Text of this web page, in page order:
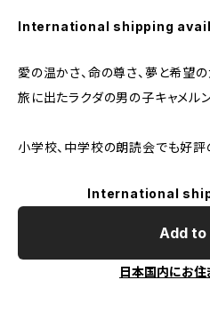
International shipping
愛の温かさ、命の尊さ、夢と希望
旅に出たラクダの男の子キャメル
小学校、中学校の朗読会でも好評
International
Add
日本国内にお